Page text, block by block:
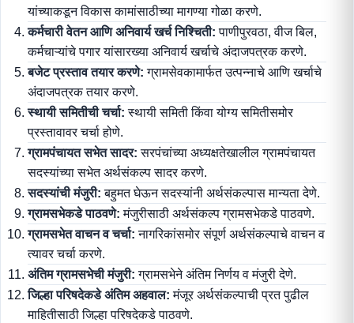
यांच्याकडून विकास कामांसाठीच्या मागण्या गोळा करणे.
कर्मचारी वेतन आणि अनिवार्य खर्च निश्चिती: पाणीपुरवठा, वीज बिल,
कर्मचाऱ्यांचे पगार यांसारख्या अनिवार्य खर्चाचे अंदाजपत्रक करणे.
बजेट प्रस्ताव तयार करणे: ग्रामसेवकामार्फत उत्पन्नाचे आणि खर्चाचे
अंदाजपत्रक तयार करणे.
स्थायी समितीची चर्चा: स्थायी समिती किंवा योग्य समितीसमोर
प्रस्तावावर चर्चा होणे.
ग्रामपंचायत सभेत सादर: सरपंचांच्या अध्यक्षतेखालील ग्रामपंचायत
सदस्यांच्या सभेत अर्थसंकल्प सादर करणे.
सदस्यांची मंजुरी: बहुमत घेऊन सदस्यांनी अर्थसंकल्पास मान्यता देणे.
ग्रामसभेकडे पाठवणे: मंजुरीसाठी अर्थसंकल्प ग्रामसभेकडे पाठवणे.
ग्रामसभेत वाचन व चर्चा: नागरिकांसमोर संपूर्ण अर्थसंकल्पाचे वाचन व
त्यावर चर्चा करणे.
अंतिम ग्रामसभेची मंजुरी: ग्रामसभेने अंतिम निर्णय व मंजुरी देणे.
जिल्हा परिषदेकडे अंतिम अहवाल: मंजूर अर्थसंकल्पाची प्रत पुढील
माहितीसाठी जिल्हा परिषदेकडे पाठवणे.